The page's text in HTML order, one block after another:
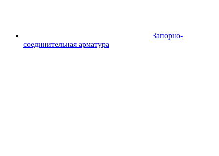
Запорно-
соединительная арматура